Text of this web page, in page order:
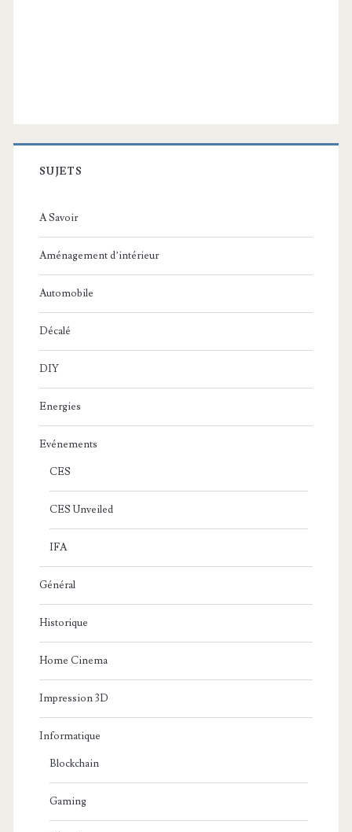
SUJETS
A Savoir
Aménagement d’intérieur
Automobile
Décalé
DIY
Energies
Evénements
CES
CES Unveiled
IFA
Général
Historique
Home Cinema
Impression 3D
Informatique
Blockchain
Gaming